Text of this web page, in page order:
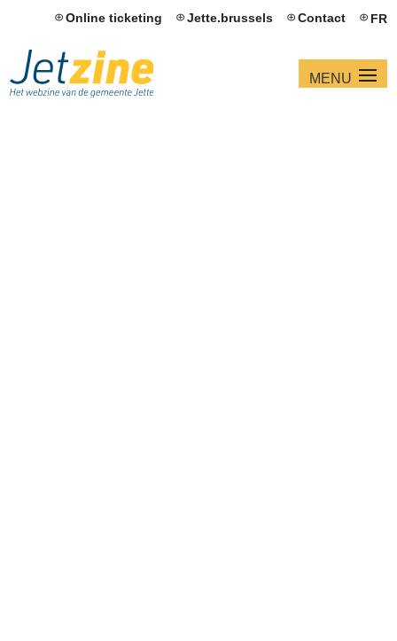
Online ticketing Jette.brussels Contact FR